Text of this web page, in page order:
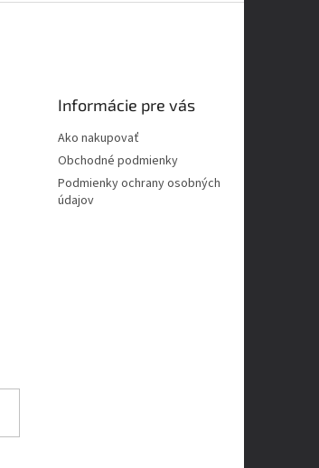
Informácie pre vás
Ako nakupovať
Obchodné podmienky
Podmienky ochrany osobných
údajov